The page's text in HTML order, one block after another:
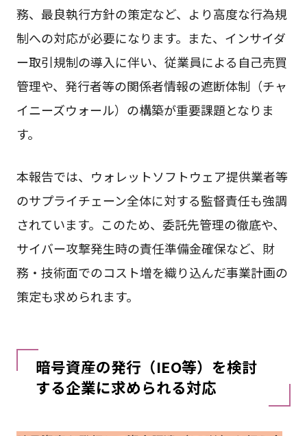
務、最良執行方針の策定など、より高度な行為規
制への対応が必要になります。また、インサイダ
ー取引規制の導入に伴い、従業員による自己売買
管理や、発行者等の関係者情報の遮断体制（チャ
イニーズウォール）の構築が重要課題となりま
す。
本報告では、ウォレットソフトウェア提供業者等
のサプライチェーン全体に対する監督責任も強調
されています。このため、委託先管理の徹底や、
サイバー攻撃発生時の責任準備金確保など、財
務・技術面でのコスト増を織り込んだ事業計画の
策定も求められます。
暗号資産の発行（IEO等）を検討
する企業に求められる対応